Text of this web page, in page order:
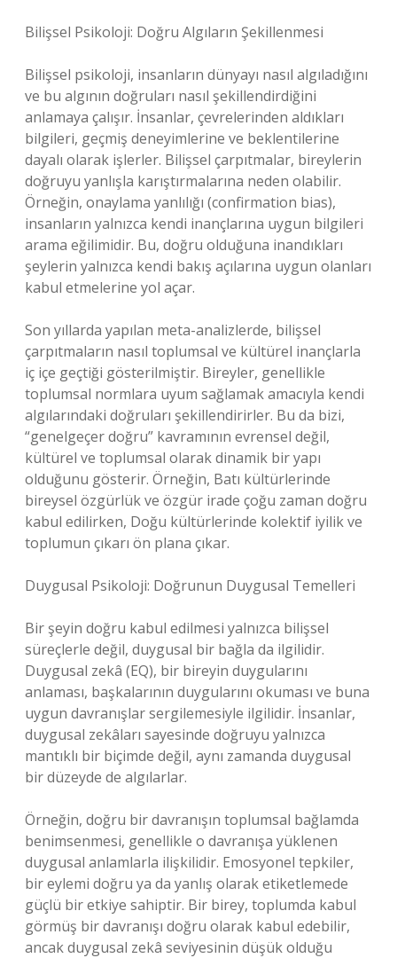
Bilişsel Psikoloji: Doğru Algıların Şekillenmesi
Bilişsel psikoloji, insanların dünyayı nasıl algıladığını
ve bu algının doğruları nasıl şekillendirdiğini
anlamaya çalışır. İnsanlar, çevrelerinden aldıkları
bilgileri, geçmiş deneyimlerine ve beklentilerine
dayalı olarak işlerler. Bilişsel çarpıtmalar, bireylerin
doğruyu yanlışla karıştırmalarına neden olabilir.
Örneğin, onaylama yanlılığı (confirmation bias),
insanların yalnızca kendi inançlarına uygun bilgileri
arama eğilimidir. Bu, doğru olduğuna inandıkları
şeylerin yalnızca kendi bakış açılarına uygun olanları
kabul etmelerine yol açar.
Son yıllarda yapılan meta-analizlerde, bilişsel
çarpıtmaların nasıl toplumsal ve kültürel inançlarla
iç içe geçtiği gösterilmiştir. Bireyler, genellikle
toplumsal normlara uyum sağlamak amacıyla kendi
algılarındaki doğruları şekillendirirler. Bu da bizi,
“genelgeçer doğru” kavramının evrensel değil,
kültürel ve toplumsal olarak dinamik bir yapı
olduğunu gösterir. Örneğin, Batı kültürlerinde
bireysel özgürlük ve özgür irade çoğu zaman doğru
kabul edilirken, Doğu kültürlerinde kolektif iyilik ve
toplumun çıkarı ön plana çıkar.
Duygusal Psikoloji: Doğrunun Duygusal Temelleri
Bir şeyin doğru kabul edilmesi yalnızca bilişsel
süreçlerle değil, duygusal bir bağla da ilgilidir.
Duygusal zekâ (EQ), bir bireyin duygularını
anlaması, başkalarının duygularını okuması ve buna
uygun davranışlar sergilemesiyle ilgilidir. İnsanlar,
duygusal zekâları sayesinde doğruyu yalnızca
mantıklı bir biçimde değil, aynı zamanda duygusal
bir düzeyde de algılarlar.
Örneğin, doğru bir davranışın toplumsal bağlamda
benimsenmesi, genellikle o davranışa yüklenen
duygusal anlamlarla ilişkilidir. Emosyonel tepkiler,
bir eylemi doğru ya da yanlış olarak etiketlemede
güçlü bir etkiye sahiptir. Bir birey, toplumda kabul
görmüş bir davranışı doğru olarak kabul edebilir,
ancak duygusal zekâ seviyesinin düşük olduğu